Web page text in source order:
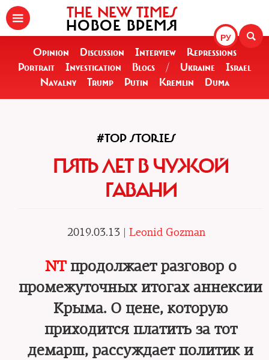
РУ
THE NEW TIMES
НОВОЕ ВРЕМЯ
Opinion Discussion Interview
Repressions
Portrait
Investigation Blogs / Ukraine
Israel
Navalny
Trump Putin Kremlin Duma
#TOP STORIES
ПЯТЬ ЛЕТ В ЧУЖОЙ
ГАВАНИ
2019.03.13 | Leonid Gozman
NTпродолжает разговор о
промежуточных итогах аннексии
Крыма. О цене, которую
приходится платить за тот
демарш, рассуждает политик и